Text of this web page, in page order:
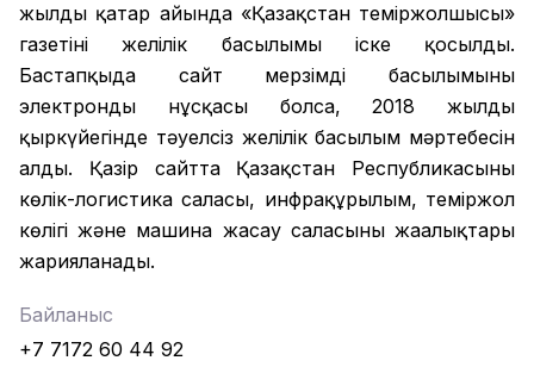
жылдың қаңтар айында «Қазақстан теміржолшысы»
газетінің желілік басылымы іске қосылды.
Бастапқыда сайт мерзімді басылымының
электронды нұсқасы болса, 2018 жылдың
қыркүйегінде тәуелсіз желілік басылым мәртебесін
алды. Қазір сайтта Қазақстан Республикасының
көлік-логистика саласы, инфрақұрылым, теміржол
көлігі және машина жасау саласының жаңалықтары
жарияланады.
Байланыс
+7 7172 60 44 92